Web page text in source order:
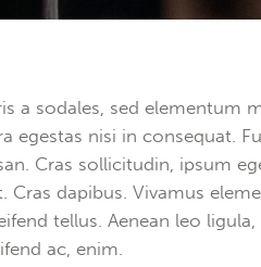
a sodales, sed elementum
egestas nisi in consequat.
Cras sollicitudin, ipsum
Cras dapibus. Vivamus
tellus. Aenean leo ligula,
ac, enim.